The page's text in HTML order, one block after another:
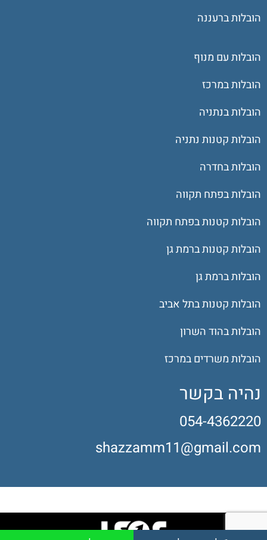
הובלות ברעננה
הובלות עם מנוף
הובלות במרכז
הובלות בנתניה
הובלות קטנות נתניה
הובלות בחדרה
הובלות בפתח תקווה
הובלות קטנות בפתח תקווה
הובלות קטנות ברמת גן
הובלות ברמת גן
הובלות קטנות בתל אביב
הובלות בהוד השרון
הובלות משרדים במרכז
נהיה בקשר
054-4362220
shazzamm11@gmail.com